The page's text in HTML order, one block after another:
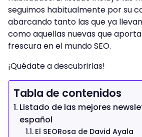
seguimos habitualmente por su
abarcando tanto las que ya
como aquellas nuevas que
frescura en el mundo SEO.
¡Quédate a descubrirlas!
Tabla de contenidos
Listado de las mejores
español
El SEORosa de David Ayala